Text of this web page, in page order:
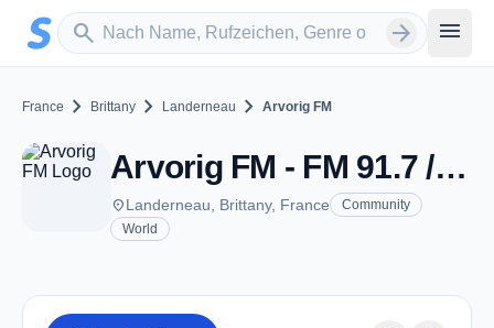
Zum Hauptinhalt springen
search
Sender suchen arrow_forward menu
France chevron_right Brittany chevron_right Landerneau chevron_right Arvorig FM
Arvorig FM - FM 91.7 / 107 - Landerneau
placeLanderneau, Brittany, France
Community
World